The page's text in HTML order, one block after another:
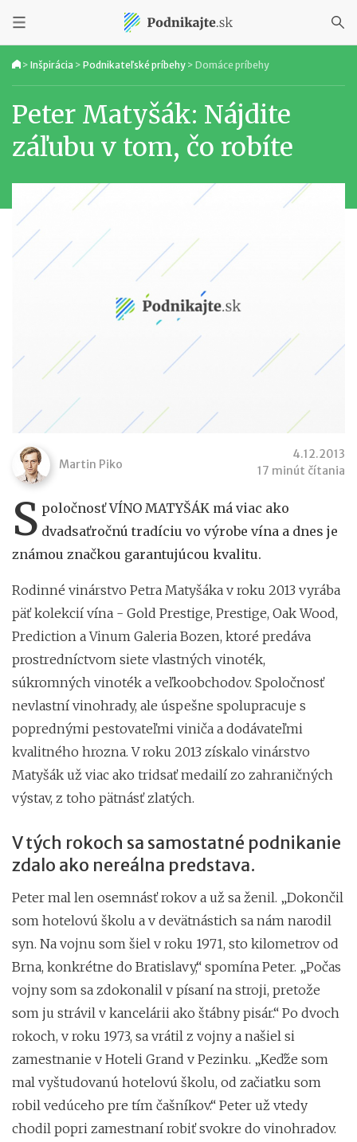
> Inšpirácia > Podnikateľské príbehy > Domáce príbehy
Peter Matyšák: Nájdite
záľubu v tom, čo robíte
Martin Piko
4.12.2013
17 minút čítania
S poločnosť VÍNO MATYŠÁK má viac ako
dvadsaťročnú tradíciu vo výrobe vína a dnes je
známou značkou garantujúcou kvalitu.
Rodinné vinárstvo Petra Matyšáka v roku 2013 vyrába
päť kolekcií vína - Gold Prestige, Prestige, Oak Wood,
Prediction a Vinum Galeria Bozen, ktoré predáva
prostredníctvom siete vlastných vinoték,
súkromných vinoték a veľkoobchodov. Spoločnosť
nevlastní vinohrady, ale úspešne spolupracuje s
poprednými pestovateľmi viniča a dodávateľmi
kvalitného hrozna. V roku 2013 získalo vinárstvo
Matyšák už viac ako tridsať medailí zo zahraničných
výstav, z toho pätnásť zlatých.
V tých rokoch sa samostatné podnikanie
zdalo ako nereálna predstava.
Peter mal len osemnásť rokov a už sa ženil. „Dokončil
som hotelovú školu a v devätnástich sa nám narodil
syn. Na vojnu som šiel v roku 1971, sto kilometrov od
Brna, konkrétne do Bratislavy,“ spomína Peter. „Počas
vojny som sa zdokonalil v písaní na stroji, pretože
som ju strávil v kancelárii ako štábny pisár.“ Po dvoch
rokoch, v roku 1973, sa vrátil z vojny a našiel si
zamestnanie v Hoteli Grand v Pezinku. „Keďže som
mal vyštudovanú hotelovú školu, od začiatku som
robil vedúceho pre tím čašníkov.“ Peter už vtedy
chodil popri zamestnaní robiť svokre do vinohradov.